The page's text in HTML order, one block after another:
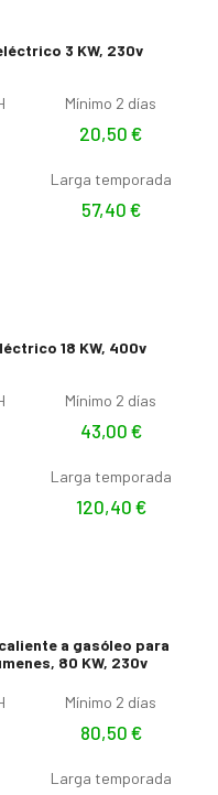
3 KW, 230v
Mínimo 2 días
20,50 €
Larga temporada
57,40 €
18 KW, 400v
Mínimo 2 días
43,00 €
Larga temporada
120,40 €
a gasóleo para
80 KW, 230v
Mínimo 2 días
80,50 €
Larga temporada